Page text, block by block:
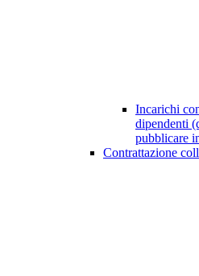
Incarichi
dipendenti
pubblicare
Contrattazione